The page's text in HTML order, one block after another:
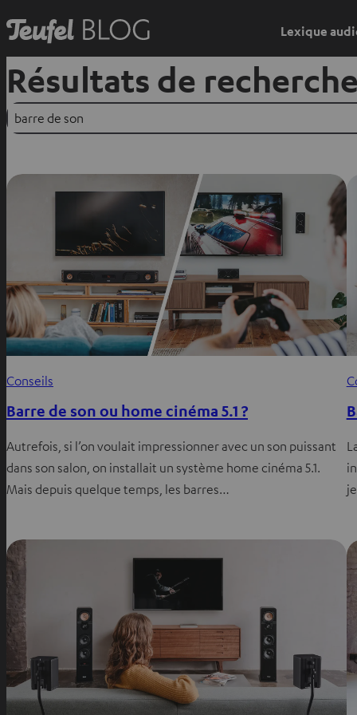
Lexique
Résultats de recherche
Suchen
Conseils
Barre de son ou home cinéma 5.1 ?
Autrefois, si l’on voulait impressionner avec un son puissant
dans son salon, on installait un système home cinéma 5.1.
Mais depuis quelque temps, les barres…